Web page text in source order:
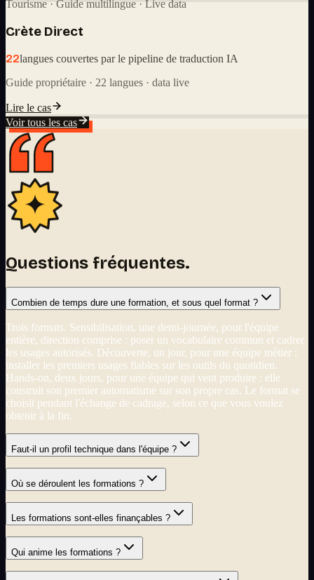
Tourisme · Guide multilingue · Live data
Crète Direct
22langues couvertes par le pipeline de traduction IA
Guide propriétaire · 22 langues · data live
Lire le cas
Voir tous les cas
Questions fréquentes.
Combien de temps dure une formation, et sous quel format ?
Trois formats. Sensibilisation, une demi-journée, pour l'équipe
entière, direction comprise : poser un vocabulaire commun et cadrer
les usages autorisés. Découverte, un jour, pour une équipe métier :
installer les premiers usages fiables sur les outils du quotidien.
Hands-on, deux jours, pour une équipe qui veut produire : elle
construit son premier automatisme sur son propre cas. Le format se
choisit pendant l'échange de cadrage, selon ce que vous voulez
obtenir à la fin.
Faut-il un profil technique dans l'équipe ?
Où se déroulent les formations ?
Les formations sont-elles finançables ?
Qui anime les formations ?